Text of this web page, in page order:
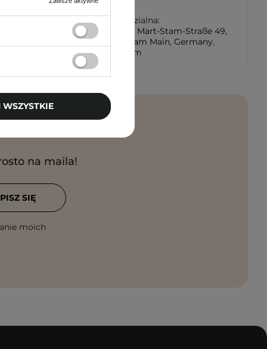
Osoba odpowiedzialna:
LEBENKO GmbH Mart-Stam-Straße 49,
60438 Frankfurt am Main, Germany,
info@lebenko.com
na maila!
moich
SIĘ